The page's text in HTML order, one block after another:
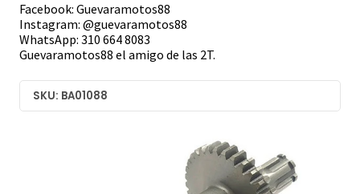
Facebook: Guevaramotos88
Instagram: @guevaramotos88
WhatsApp: 310 664 8083
Guevaramotos88 el amigo de las 2T.
SKU: BA01088